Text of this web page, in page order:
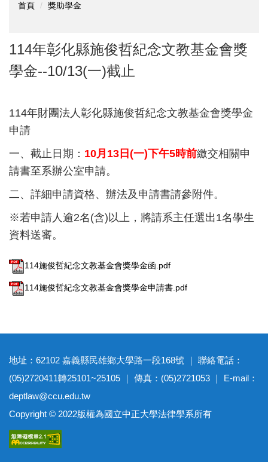
首頁 獎助學金
114年彰化縣施俊哲紀念文教基金會獎
學金--10/13(一)截止
114年財團法人彰化縣施俊哲紀念文教基金會獎學金
申請
一、截止日期： 10月13日(一)下午5時前繳交相關申
請書至系辦公室申請。
二、詳細申請資格、辦法及申請書請參附件。
※若申請人逾2名(含)以上，將請系主任選出1名學生
資料送審。
114施俊哲紀念文教基金會獎學金函.pdf
114施俊哲紀念文教基金會獎學金申請書.pdf
地址：62102 嘉義縣民雄鄉大學路一段168號 ｜ 聯絡電話：
(05)2720411轉25101~25105 ｜ 傳真：(05)2721053 ｜ E-mail：
deptlaw@ccu.edu.tw
Copyright © 2022版權為國立中正大學法律學系所有